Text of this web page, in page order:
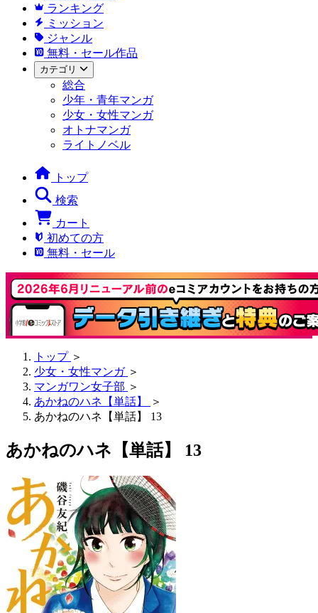
ランキング
ミッション
ジャンル
無料・セール作品
カテゴリ
総合
少年・青年マンガ
少女・女性マンガ
オトナマンガ
ライトノベル
トップ
検索
カート
初めての方
無料・セール
トップ ＞
少女・女性マンガ ＞
マンガワン女子部 ＞
あかねのハネ【単話】
＞
あかねのハネ【単話】 13
あかねのハネ【単話】 13